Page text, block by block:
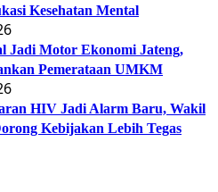
Kesehatan Mental
Jadi Motor Ekonomi Jateng,
Pemerataan UMKM
HIV Jadi Alarm Baru, Wakil
Kebijakan Lebih Tegas